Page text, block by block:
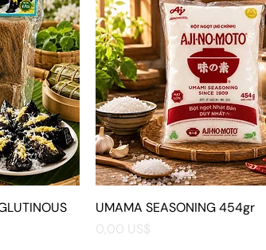
Xem nhanh
UMAMA SEASONING 454gr
Giá
0,00 US$